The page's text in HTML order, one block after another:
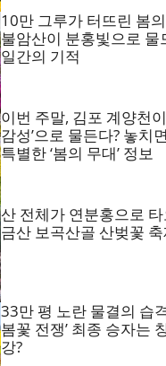
10만 그루가 터뜨린 봄
불암산이 분홍빛으로 물
일간의 기적
이번 주말, 김포 계양천
감성’으로 물든다? 놓치
특별한 ‘봄의 무대’ 정보
산 전체가 연분홍으로
금산 보곡산골 산벚꽃 축
33만 평 노란 물결의 습
봄꽃 전쟁’ 최종 승자는
강?